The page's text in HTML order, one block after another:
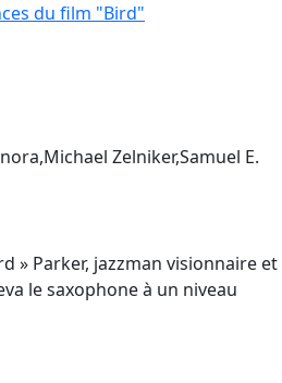
du film "Bird"
Zelniker,Samuel E.
» Parker, jazzman visionnaire et
le saxophone à un niveau